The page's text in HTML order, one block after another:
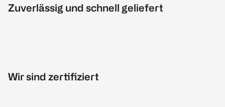
Zuverlässig und schnell geliefert
Wir sind zertifiziert